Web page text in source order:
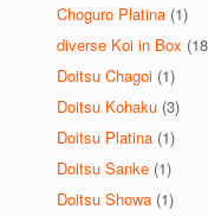
Choguro Platina (1)
diverse Koi in Box
Doitsu Chagoi (1)
Doitsu Kohaku (3)
Doitsu Platina (1)
Doitsu Sanke (1)
Doitsu Showa (1)